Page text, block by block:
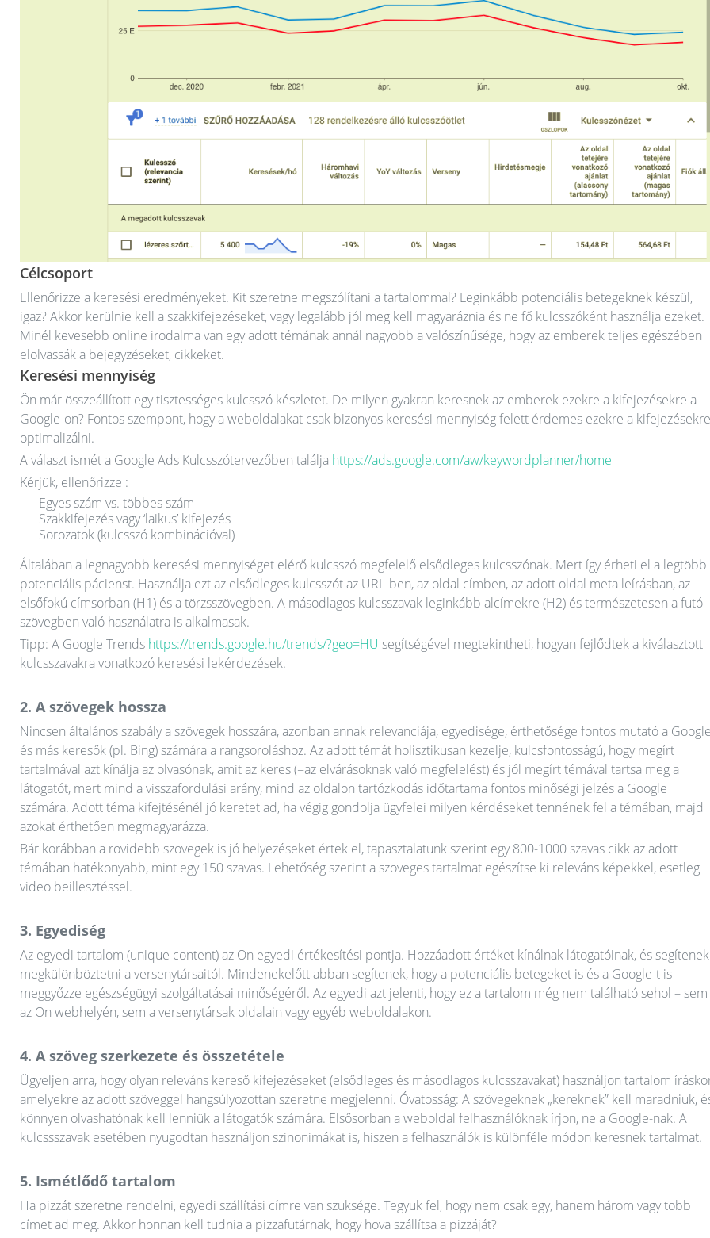
Célcsoport
Ellenőrizze a keresési eredményeket. Kit szeretne megszólítani a tartalommal? Leginkább potenciális betegeknek készül,
igaz? Akkor kerülnie kell a szakkifejezéseket, vagy legalább jól meg kell magyaráznia és ne fő kulcsszóként használja ezeket.
Minél kevesebb online irodalma van egy adott témának annál nagyobb a valószínűsége, hogy az emberek teljes egészében
elolvassák a bejegyzéseket, cikkeket.
Keresési mennyiség
Ön már összeállított egy tisztességes kulcsszó készletet. De milyen gyakran keresnek az emberek ezekre a kifejezésekre a
Google-on? Fontos szempont, hogy a weboldalakat csak bizonyos keresési mennyiség felett érdemes ezekre a kifejezésekre
optimalizálni.
A választ ismét a Google Ads Kulcsszótervezőben találja https://ads.google.com/aw/keywordplanner/home
Kérjük, ellenőrizze :
Egyes szám vs. többes szám
Szakkifejezés vagy ‘laikus’ kifejezés
Sorozatok (kulcsszó kombinációval)
Általában a legnagyobb keresési mennyiséget elérő kulcsszó megfelelő elsődleges kulcsszónak. Mert így érheti el a legtöbb
potenciális pácienst. Használja ezt az elsődleges kulcsszót az URL-ben, az oldal címben, az adott oldal meta leírásban, az
elsőfokú címsorban (H1) és a törzsszövegben. A másodlagos kulcsszavak leginkább alcímekre (H2) és természetesen a futó
szövegben való használatra is alkalmasak.
Tipp: A Google Trends https://trends.google.hu/trends/?geo=HU segítségével megtekintheti, hogyan fejlődtek a kiválasztott
kulcsszavakra vonatkozó keresési lekérdezések.
2. A szövegek hossza
Nincsen általános szabály a szövegek hosszára, azonban annak relevanciája, egyedisége, érthetősége fontos mutató a
és más keresők (pl. Bing) számára a rangsoroláshoz. Az adott témát holisztikusan kezelje, kulcsfontosságú, hogy megírt
tartalmával azt kínálja az olvasónak, amit az keres (=az elvárásoknak való megfelelést) és jól megírt témával tartsa meg a
látogatót, mert mind a visszafordulási arány, mind az oldalon tartózkodás időtartama fontos minőségi jelzés a Google
számára. Adott téma kifejtésénél jó keretet ad, ha végig gondolja ügyfelei milyen kérdéseket tennének fel a témában, majd
azokat érthetően megmagyarázza.
Bár korábban a rövidebb szövegek is jó helyezéseket értek el, tapasztalatunk szerint egy 800-1000 szavas cikk az adott
témában hatékonyabb, mint egy 150 szavas. Lehetőség szerint a szöveges tartalmat egészítse ki releváns képekkel, esetleg
video beillesztéssel.
3. Egyediség
Az egyedi tartalom (unique content) az Ön egyedi értékesítési pontja. Hozzáadott értéket kínálnak látogatóinak, és segítenek
megkülönböztetni a versenytársaitól. Mindenekelőtt abban segítenek, hogy a potenciális betegeket is és a Google-t is
meggyőzze egészségügyi szolgáltatásai minőségéről. Az egyedi azt jelenti, hogy ez a tartalom még nem található sehol – sem
az Ön webhelyén, sem a versenytársak oldalain vagy egyéb weboldalakon.
4. A szöveg szerkezete és összetétele
Ügyeljen arra, hogy olyan releváns kereső kifejezéseket (elsődleges és másodlagos kulcsszavakat) használjon tartalom
amelyekre az adott szöveggel hangsúlyozottan szeretne megjelenni. Óvatosság: A szövegeknek „kereknek” kell maradniuk,
könnyen olvashatónak kell lenniük a látogatók számára. Elsősorban a weboldal felhasználóknak írjon, ne a Google-nak. A
kulcssszavak esetében nyugodtan használjon szinonimákat is, hiszen a felhasználók is különféle módon keresnek tartalmat.
5. Ismétlődő tartalom
Ha pizzát szeretne rendelni, egyedi szállítási címre van szüksége. Tegyük fel, hogy nem csak egy, hanem három vagy több
címet ad meg. Akkor honnan kell tudnia a pizzafutárnak, hogy hova szállítsa a pizzáját?